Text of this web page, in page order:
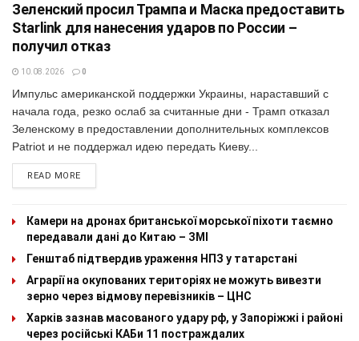
Зеленский просил Трампа и Маска предоставить
Starlink для нанесения ударов по России –
получил отказ
10.08.2026 0
Импульс американской поддержки Украины, нараставший с
начала года, резко ослаб за считанные дни - Трамп отказал
Зеленскому в предоставлении дополнительных комплексов
Patriot и не поддержал идею передать Киеву...
READ MORE
Камери на дронах британської морської піхоти таємно
передавали дані до Китаю – ЗМІ
Генштаб підтвердив ураження НПЗ у татарстані
Аграрії на окупованих територіях не можуть вивезти
зерно через відмову перевізників – ЦНС
Харків зазнав масованого удару рф, у Запоріжжі і районі
через російські КАБи 11 постраждалих